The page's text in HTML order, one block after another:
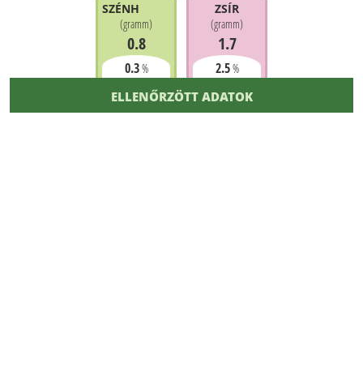
SZÉNHIDRÁT
(gramm)
0.8
0.3%
ZSÍR
(gramm)
1.7
2.5%
ELLENŐRZÖTT ADATOK